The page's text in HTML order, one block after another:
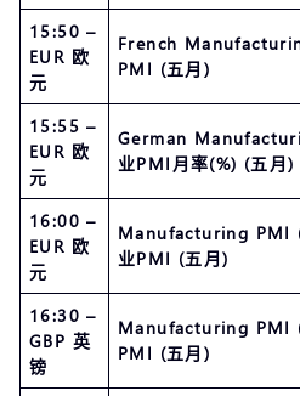
15:50 –
EUR 欧
元
French
PMI (五月)
15:55 –
EUR 欧
元
German
业PMI月率(%) (五月)
16:00 –
EUR 欧
元
Manufacturing PMI
业PMI (五月)
16:30 –
GBP 英
镑
Manufacturing PMI
PMI (五月)